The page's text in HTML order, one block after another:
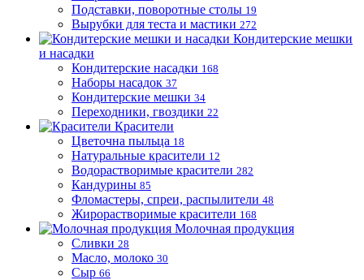
Подставки, поворотные столы 19
Вырубки для теста и мастики 272
Кондитерские мешки
и насадки
Кондитерские насадки 168
Наборы насадок 37
Кондитерские мешки 34
Переходники, гвоздики 22
Красители
Цветочна пыльца 18
Натуральные красители 12
Водорастворимые красители 282
Кандурины 85
Фломастеры, спреи, распылители 48
Жирорастворимые красители 168
Молочная продукция
Сливки 28
Масло, молоко 30
Сыр 66